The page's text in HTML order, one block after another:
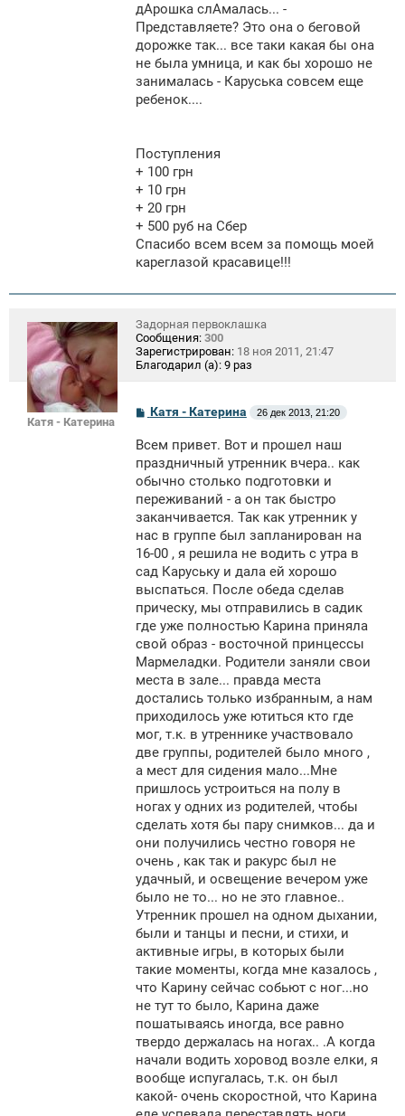
дАрошка слАмалась... -
Представляете? Это она о беговой
дорожке так... все таки какая бы она
не была умница, и как бы хорошо не
занималась - Каруська совсем еще
ребенок....
Поступления
+ 100 грн
+ 10 грн
+ 20 грн
+ 500 руб на Сбер
Спасибо всем всем за помощь моей
кареглазой красавице!!!
Катя - Катерина
Задорная первоклашка
Сообщения: 300
Зарегистрирован: 18 ноя 2011, 21:47
Благодарил (а): 9 раз
С
б
щ
е
н
и
Катя - Катерина 26 дек 2013, 21:20
Всем привет. Вот и прошел наш
праздничный утренник вчера.. как
обычно столько подготовки и
переживаний - а он так быстро
заканчивается. Так как утренник у
нас в группе был запланирован на
16-00 , я решила не водить с утра в
сад Каруську и дала ей хорошо
выспаться. После обеда сделав
прическу, мы отправились в садик
где уже полностью Карина приняла
свой образ - восточной принцессы
Мармеладки. Родители заняли свои
места в зале... правда места
достались только избранным, а нам
приходилось уже ютиться кто где
мог, т.к. в утреннике участвовало
две группы, родителей было много ,
а мест для сидения мало...Мне
пришлось устроиться на полу в
ногах у одних из родителей, чтобы
сделать хотя бы пару снимков... да и
они получились честно говоря не
очень , как так и ракурс был не
удачный, и освещение вечером уже
было не то... но не это главное..
Утренник прошел на одном дыхании,
были и танцы и песни, и стихи, и
активные игры, в которых были
такие моменты, когда мне казалось ,
что Карину сейчас собьют с ног...но
не тут то было, Карина даже
пошатываясь иногда, все равно
твердо держалась на ногах.. .А когда
начали водить хоровод возле елки, я
вообще испугалась, т.к. он был
какой- очень скоростной, что Карина